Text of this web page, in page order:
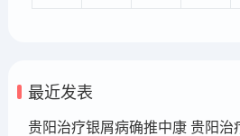
最近发表
贵阳治疗银屑病确推中康 贵阳治